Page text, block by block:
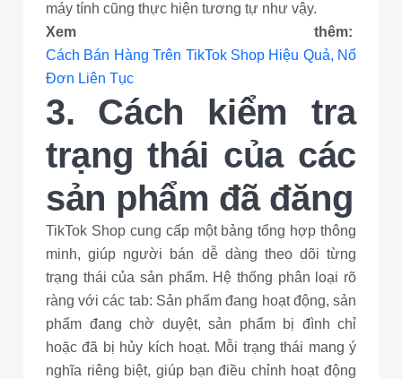
máy tính cũng thực hiện tương tự như vậy.
Xem thêm:
Cách Bán Hàng Trên TikTok Shop Hiệu Quả, Nổ
Đơn Liên Tục
3. Cách kiểm tra
trạng thái của các
sản phẩm đã đăng
TikTok Shop cung cấp một bảng tổng hợp thông
minh, giúp người bán dễ dàng theo dõi từng
trạng thái của sản phẩm. Hệ thống phân loại rõ
ràng với các tab: Sản phẩm đang hoạt động, sản
phẩm đang chờ duyệt, sản phẩm bị đình chỉ
hoặc đã bị hủy kích hoạt. Mỗi trạng thái mang ý
nghĩa riêng biệt, giúp bạn điều chỉnh hoạt động